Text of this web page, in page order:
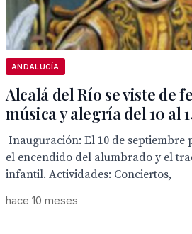
ANDALUCÍA
Alcalá del Río se viste de
música y alegría del 10 al
Inauguración: El 10 de septiembre
el encendido del alumbrado y el
infantil. Actividades: Conciertos,
hace 10 meses